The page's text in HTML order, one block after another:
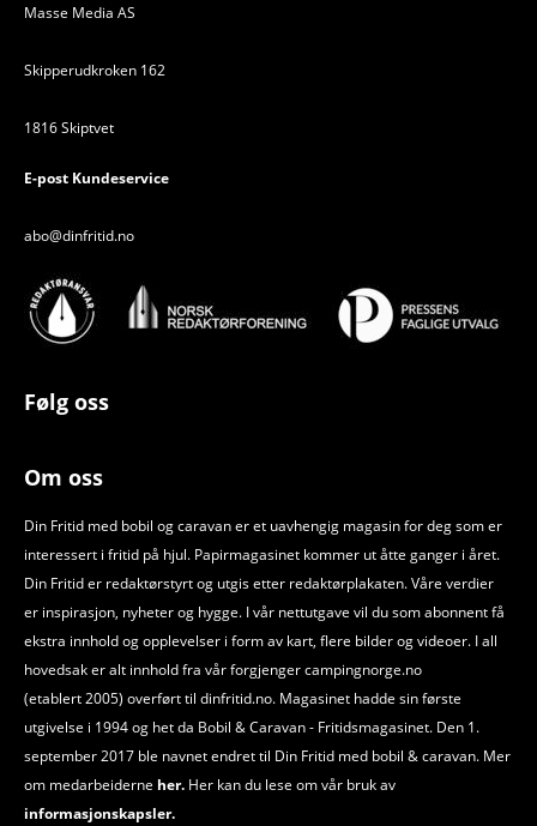
Masse Media AS
Skipperudkroken 162
1816 Skiptvet
E-post Kundeservice
abo@dinfritid.no
Følg oss
Om oss
Din Fritid med bobil og caravan er et uavhengig magasin for deg som er
interessert i fritid på hjul. Papirmagasinet kommer ut åtte ganger i året.
Din Fritid er redaktørstyrt og utgis etter redaktørplakaten. Våre verdier
er inspirasjon, nyheter og hygge. I vår nettutgave vil du som abonnent få
ekstra innhold og opplevelser i form av kart, flere bilder og videoer. I all
hovedsak er alt innhold fra vår forgjenger campingnorge.no
(etablert 2005) overført til dinfritid.no. Magasinet hadde sin første
utgivelse i 1994 og het da Bobil &Caravan - Fritidsmagasinet. Den 1.
september 2017 ble navnet endret til Din Fritid med bobil &caravan. Mer
om medarbeiderne her. Her kan du lese om vår bruk av
informasjonskapsler.